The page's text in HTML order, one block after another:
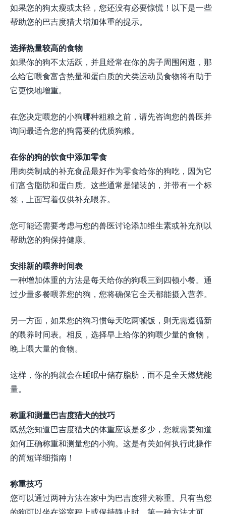
如果您的狗太瘦或太轻，您还没有必要惊慌！以下是一些
帮助您的巴吉度猎犬增加体重的提示。
选择热量较高的食物
如果你的狗不太活跃，并且经常在你的房子周围闲逛，那
么给它喂食富含热量和蛋白质的犬类运动员食物将有助于
它更快地增重。
在您决定喂您的小狗哪种粗粮之前，请先咨询您的兽医并
询问最适合您的狗需要的优质狗粮。
在你的狗的饮食中添加零食
用肉类制成的补充食品最好作为零食给你的狗吃，因为它
们富含脂肪和蛋白质。这些通常是罐装的，并带有一个标
签，上面写着仅供补充喂养。
您可能还需要考虑与您的兽医讨论添加维生素或补充剂以
帮助您的狗保持健康。
安排新的喂养时间表
一种增加体重的方法是每天给你的狗喂三到四顿小餐。通
过少量多餐喂养您的狗，您将确保它全天都能摄入营养。
另一方面，如果您的狗习惯每天吃两顿饭，则无需遵循新
的喂养时间表。相反，选择早上给你的狗喂少量的食物，
晚上喂大量的食物。
这样，你的狗就会在睡眠中储存脂肪，而不是全天燃烧能
量。
称重和测量巴吉度猎犬的技巧
既然您知道巴吉度猎犬的体重应该是多少，您就需要知道
如何正确称重和测量您的小狗。这是有关如何执行此操作
的简短详细指南！
称重技巧
您可以通过两种方法在家中为巴吉度猎犬称重。只有当您